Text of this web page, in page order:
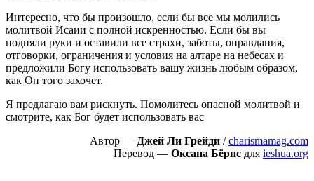
Интересно, что бы произошло, если бы все мы молились
молитвой Исаии с полной искренностью. Если бы вы
подняли руки и оставили все страхи, заботы, оправдания,
отговорки, ограничения и условия на алтаре на небесах и
предложили Богу использовать вашу жизнь любым образом,
как Он того захочет.
Я предлагаю вам рискнуть. Помолитесь опасной молитвой и
смотрите, как Бог будет использовать вас
Автор — Джей Ли Грейди /charismamag.com
Перевод — Оксана Бёрнс для ieshua.org